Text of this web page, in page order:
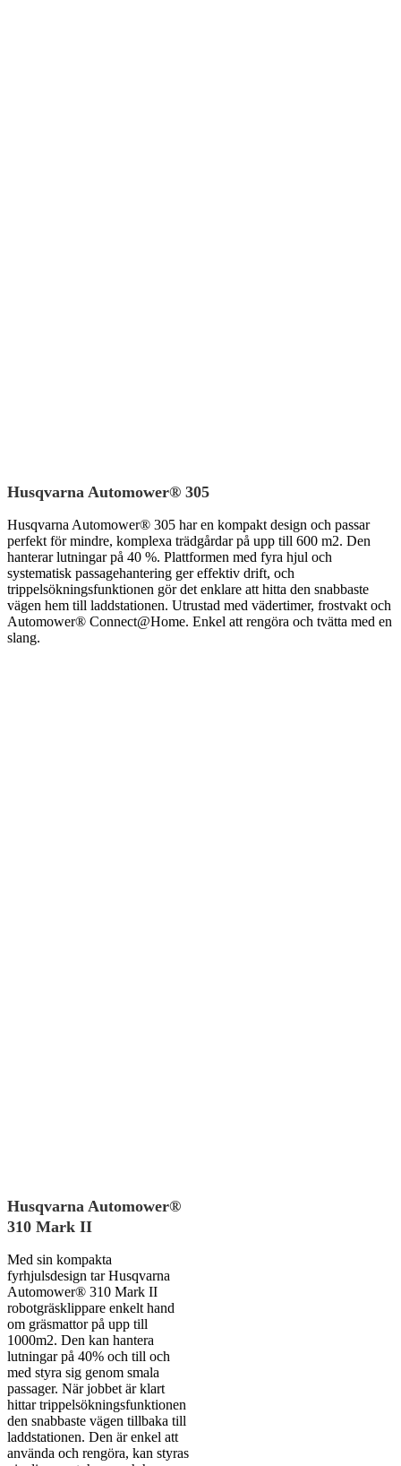
Husqvarna Automower® 305
Husqvarna Automower® 305 har en kompakt design och passar
perfekt för mindre, komplexa trädgårdar på upp till 600 m2. Den
hanterar lutningar på 40 %. Plattformen med fyra hjul och
systematisk passagehantering ger effektiv drift, och
trippelsökningsfunktionen gör det enklare att hitta den snabbaste
vägen hem till laddstationen. Utrustad med vädertimer, frostvakt och
Automower® Connect@Home. Enkel att rengöra och tvätta med en
slang.
Husqvarna Automower®
310 Mark II
Med sin kompakta
fyrhjulsdesign tar Husqvarna
Automower® 310 Mark II
robotgräsklippare enkelt hand
om gräsmattor på upp till
1000m2. Den kan hantera
lutningar på 40% och till och
med styra sig genom smala
passager. När jobbet är klart
hittar trippelsökningsfunktionen
den snabbaste vägen tillbaka till
laddstationen. Den är enkel att
använda och rengöra, kan styras